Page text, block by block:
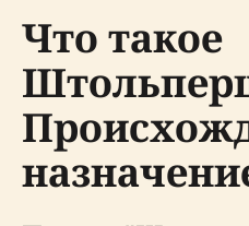
Что такое